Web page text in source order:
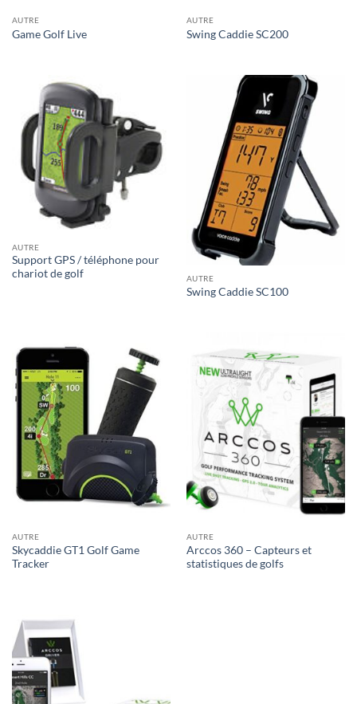
AUTRE
Game Golf Live
AUTRE
Swing Caddie SC200
AUTRE
Support GPS / téléphone pour
chariot de golf
AUTRE
Swing Caddie SC100
AUTRE
Skycaddie GT1 Golf Game
Tracker
AUTRE
Arccos 360 – Capteurs et
statistiques de golfs